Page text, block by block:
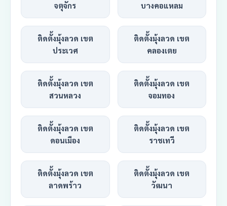
จตุจักร
บางคอแหลม
ติดตั้งมุ้งลวด เขต
ประเวศ
ติดตั้งมุ้งลวด เขต
คลองเตย
ติดตั้งมุ้งลวด เขต
สวนหลวง
ติดตั้งมุ้งลวด เขต
จอมทอง
ติดตั้งมุ้งลวด เขต
ดอนเมือง
ติดตั้งมุ้งลวด เขต
ราชเทวี
ติดตั้งมุ้งลวด เขต
ลาดพร้าว
ติดตั้งมุ้งลวด เขต
วัฒนา